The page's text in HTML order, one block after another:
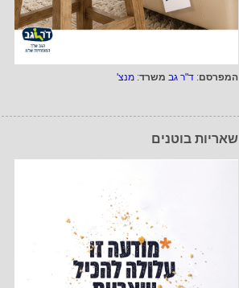
המפרסם: ד"ר גב משרד: מנצ'
שאריות בוטנים